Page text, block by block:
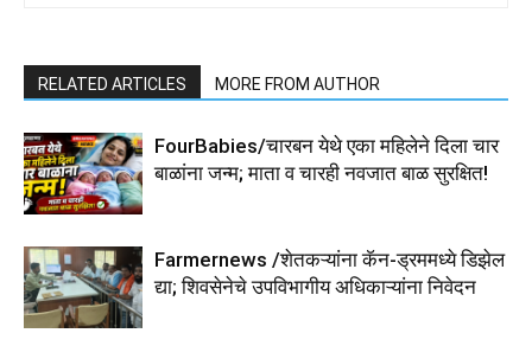
RELATED ARTICLES MORE FROM AUTHOR
FourBabies/चारबन येथे एका महिलेने दिला चार
बाळांना जन्म; माता व चारही नवजात बाळ सुरक्षित!
Farmernews /शेतकऱ्यांना कॅन-ड्रममध्ये डिझेल
द्या; शिवसेनेचे उपविभागीय अधिकाऱ्यांना निवेदन